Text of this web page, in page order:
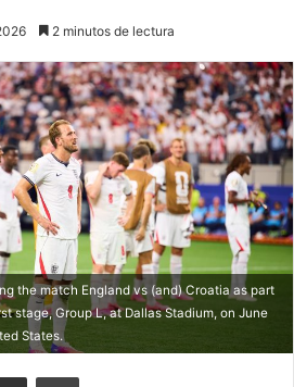
2 minutos de lectura
the match England vs (and) Croatia as part
stage, Group L, at Dallas Stadium, on June
States.
Compartir por correo electrónicoImprimir